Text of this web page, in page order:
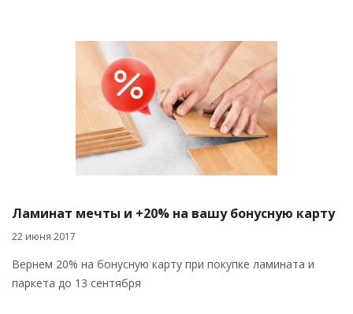
Ламинат мечты и +20% на вашу бонусную карту
22 июня 2017
Вернем 20% на бонусную карту при покупке ламината и
паркета до 13 сентября